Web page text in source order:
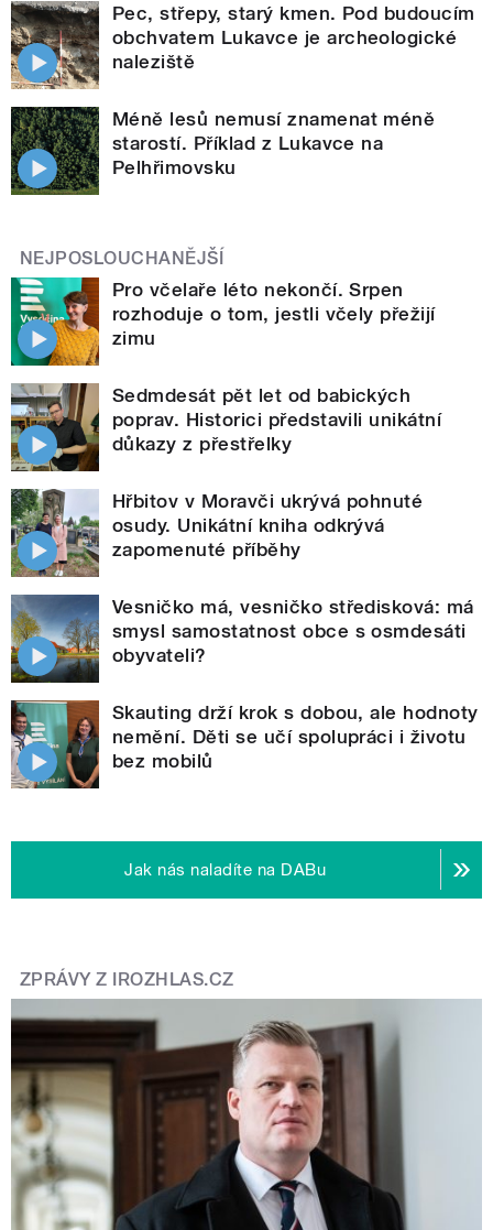
Pec, střepy, starý kmen. Pod budoucím
obchvatem Lukavce je archeologické
naleziště
Méně lesů nemusí znamenat méně
starostí. Příklad z Lukavce na
Pelhřimovsku
NEJPOSLOUCHANĚJŠÍ
Pro včelaře léto nekončí. Srpen
rozhoduje o tom, jestli včely přežijí
zimu
Sedmdesát pět let od babických
poprav. Historici představili unikátní
důkazy z přestřelky
Hřbitov v Moravči ukrývá pohnuté
osudy. Unikátní kniha odkrývá
zapomenuté příběhy
Vesničko má, vesničko středisková: má
smysl samostatnost obce s osmdesáti
obyvateli?
Skauting drží krok s dobou, ale hodnoty
nemění. Děti se učí spolupráci i životu
bez mobilů
Jak nás naladíte na DABu
ZPRÁVY Z IROZHLAS.CZ